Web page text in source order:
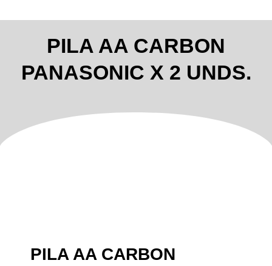
PILA AA CARBON
PANASONIC X 2 UNDS.
PILA AA CARBON